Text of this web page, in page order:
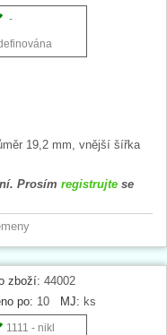
-
19,2 mm, vnější šířka
Prosím registrujte se
zboží: 44002
po: 10 MJ: ks
1111 - nikl